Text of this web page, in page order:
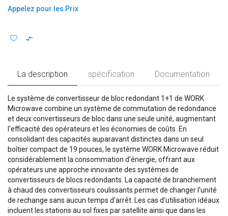
Appelez pour les Prix
La description spécification Documentation
Le système de convertisseur de bloc redondant 1+1 de WORK
Microwave combine un système de commutation de redondance
et deux convertisseurs de bloc dans une seule unité, augmentant
l'efficacité des opérateurs et les économies de coûts. En
consolidant des capacités auparavant distinctes dans un seul
boîtier compact de 19 pouces, le système WORK Microwave réduit
considérablement la consommation d'énergie, offrant aux
opérateurs une approche innovante des systèmes de
convertisseurs de blocs redondants. La capacité de branchement
à chaud des convertisseurs coulissants permet de changer l'unité
de rechange sans aucun temps d'arrêt. Les cas d'utilisation idéaux
incluent les stations au sol fixes par satellite ainsi que dans les